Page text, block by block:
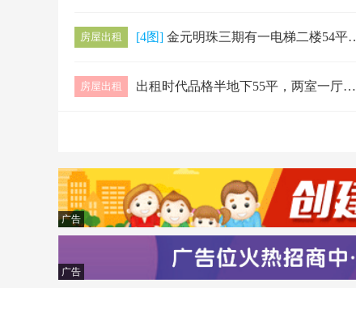
房屋出租 [4图] 金元明珠三期有一电梯二楼54平米出租，家电家具齐全，拎包入住看房电话📞18904755524
房屋出租 出租时代品格半地下55平，两室一厅一厨一卫家具家电齐全拎包入住，无线网都有，包大暖物业费，随时看房15247575081，临近三中，七中，医…
广告
广告